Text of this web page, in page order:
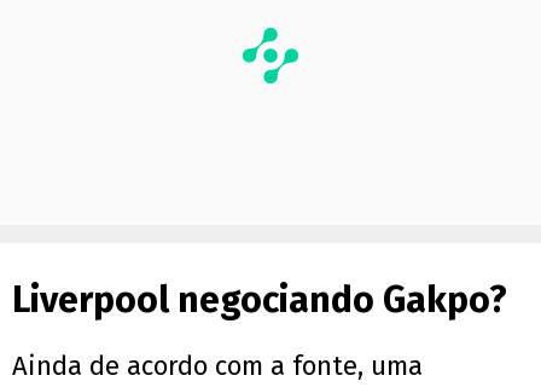
Liverpool negociando Gakpo?
Ainda de acordo com a fonte, uma